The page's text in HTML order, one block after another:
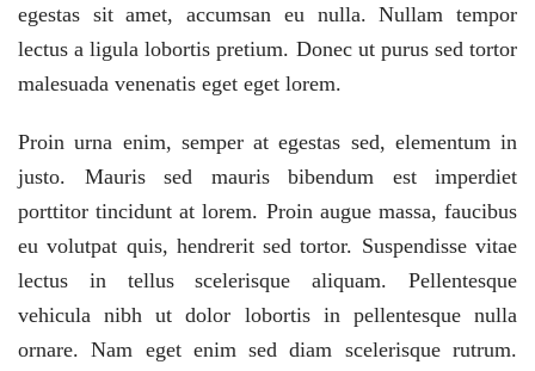
egestas sit amet, accumsan eu nulla. Nullam tempor
lectus a ligula lobortis pretium. Donec ut purus sed tortor
malesuada venenatis eget eget lorem.
Proin urna enim, semper at egestas sed, elementum in
justo. Mauris sed mauris bibendum est imperdiet
porttitor tincidunt at lorem. Proin augue massa, faucibus
eu volutpat quis, hendrerit sed tortor. Suspendisse vitae
lectus in tellus scelerisque aliquam. Pellentesque
vehicula nibh ut dolor lobortis in pellentesque nulla
ornare. Nam eget enim sed diam scelerisque rutrum.